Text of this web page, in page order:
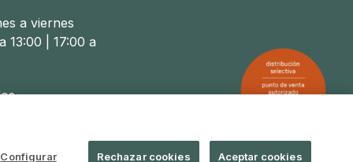
a viernes
13:00 | 17:00 a
Configurar Rechazar cookies Aceptar cookies